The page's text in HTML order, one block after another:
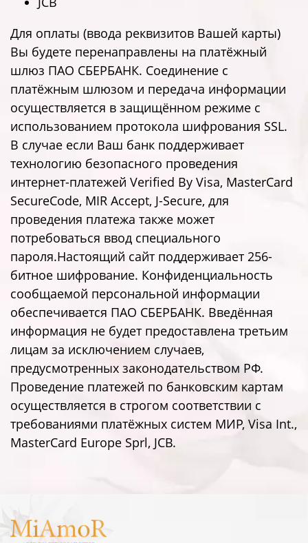
Для оплаты (ввода реквизитов Вашей карты)
Вы будете перенаправлены на платёжный
шлюз ПАО СБЕРБАНК. Соединение с
платёжным шлюзом и передача информации
осуществляется в защищённом режиме с
использованием протокола шифрования SSL.
В случае если Ваш банк поддерживает
технологию безопасного проведения
интернет-платежей Verified By Visa, MasterCard
SecureCode, MIR Accept, J-Secure, для
проведения платежа также может
потребоваться ввод специального
пароля.Настоящий сайт поддерживает 256-
битное шифрование. Конфиденциальность
сообщаемой персональной информации
обеспечивается ПАО СБЕРБАНК. Введённая
информация не будет предоставлена третьим
лицам за исключением случаев,
предусмотренных законодательством РФ.
Проведение платежей по банковским картам
осуществляется в строгом соответствии с
требованиями платёжных систем МИР, Visa Int.,
MasterCard Europe Sprl, JCB.